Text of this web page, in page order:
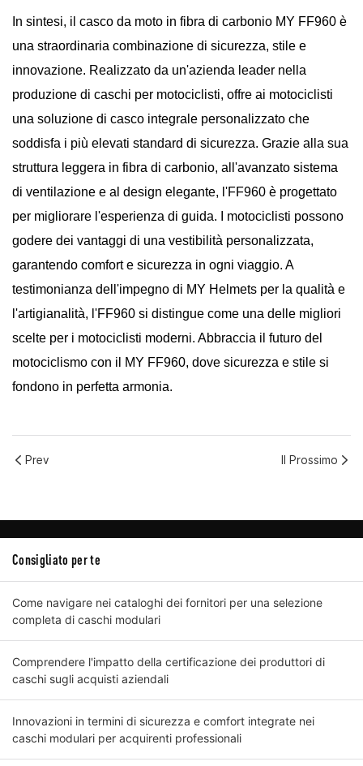
In sintesi, il casco da moto in fibra di carbonio MY FF960 è
una straordinaria combinazione di sicurezza, stile e
innovazione. Realizzato da un'azienda leader nella
produzione di caschi per motociclisti, offre ai motociclisti
una soluzione di casco integrale personalizzato che
soddisfa i più elevati standard di sicurezza. Grazie alla sua
struttura leggera in fibra di carbonio, all'avanzato sistema
di ventilazione e al design elegante, l'FF960 è progettato
per migliorare l'esperienza di guida. I motociclisti possono
godere dei vantaggi di una vestibilità personalizzata,
garantendo comfort e sicurezza in ogni viaggio. A
testimonianza dell'impegno di MY Helmets per la qualità e
l'artigianalità, l'FF960 si distingue come una delle migliori
scelte per i motociclisti moderni. Abbraccia il futuro del
motociclismo con il MY FF960, dove sicurezza e stile si
fondono in perfetta armonia.
Prev Il Prossimo
Consigliato per te
Come navigare nei cataloghi dei fornitori per una selezione
completa di caschi modulari
Comprendere l'impatto della certificazione dei produttori di
caschi sugli acquisti aziendali
Innovazioni in termini di sicurezza e comfort integrate nei
caschi modulari per acquirenti professionali